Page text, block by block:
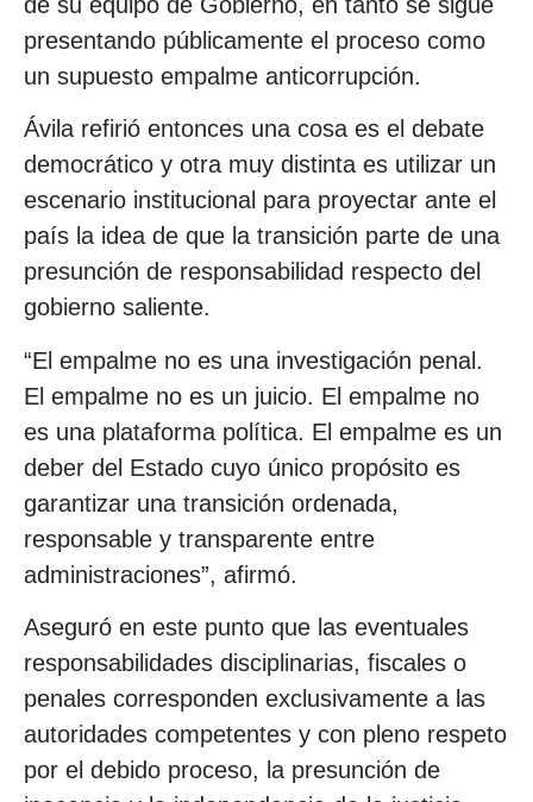
presentando públicamente el proceso como
un supuesto empalme anticorrupción.
Ávila refirió entonces una cosa es el debate
democrático y otra muy distinta es utilizar un
escenario institucional para proyectar ante el
país la idea de que la transición parte de una
presunción de responsabilidad respecto del
gobierno saliente.
“El empalme no es una investigación penal.
El empalme no es un juicio. El empalme no
es una plataforma política. El empalme es un
deber del Estado cuyo único propósito es
garantizar una transición ordenada,
responsable y transparente entre
administraciones”, afirmó.
Aseguró en este punto que las eventuales
responsabilidades disciplinarias, fiscales o
penales corresponden exclusivamente a las
autoridades competentes y con pleno respeto
por el debido proceso, la presunción de